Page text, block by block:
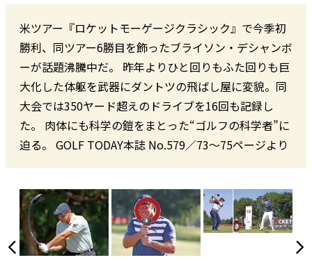
米ツアー『ロケットモーゲージクラシック』で今季初
勝利、同ツアー6勝目を飾ったブライソン・デシャンボ
ーが話題沸騰中だ。 昨年よりひと回りもふた回りも巨
大化した体躯を武器にダントツの飛ばし屋に変貌。同
大会では350ヤード超えのドライブを16回も記録し
た。 肉体にも科学の鎧をまとった“ゴルフの科学者”に
迫る。 GOLF TODAY本誌 No.579／73〜75ページより